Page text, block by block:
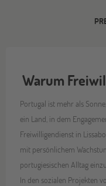
Warum
Portugal ist mehr als
ein Land, in dem
Freiwilligendienst in
mit persönlichem
portugiesischen Alltag
In den sozialen Projekten